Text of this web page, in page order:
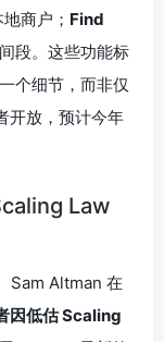
商户； Find
段。这些功能标
个细节，而非仅
开放，预计今年
Law
Sam Altman 在
因低估 Scaling